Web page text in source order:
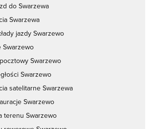
do Swarzewa
Swarzewa
jazdy Swarzewo
Swarzewo
Swarzewo
Swarzewo
satelitarne Swarzewa
Swarzewo
terenu Swarzewo